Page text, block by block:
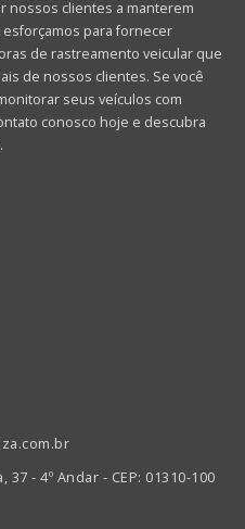
nossos clientes a manterem
para fornecer
de rastreamento veicular que
de nossos clientes. Se você
seus veículos com
conosco hoje e descubra
37 - 4º Andar - CEP: 01310-100